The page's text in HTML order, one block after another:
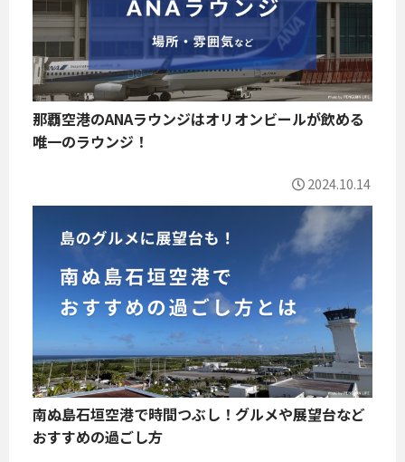
那覇空港のANAラウンジはオリオンビールが飲める
唯一のラウンジ！
2024.10.14
南ぬ島石垣空港で時間つぶし！グルメや展望台など
おすすめの過ごし方